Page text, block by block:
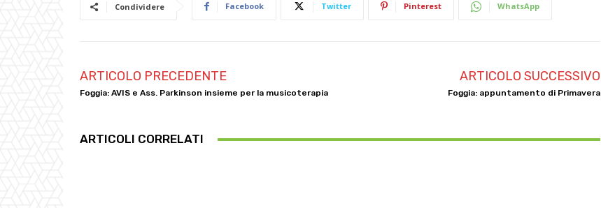
Condividere Facebook Twitter Pinterest WhatsApp
ARTICOLO PRECEDENTE
Foggia: AVIS e Ass. Parkinson insieme per la musicoterapia
ARTICOLO SUCCESSIVO
Foggia: appuntamento di Primavera
ARTICOLI CORRELATI